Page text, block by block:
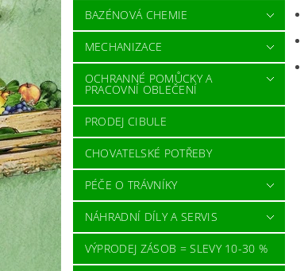
BAZÉNOVÁ CHEMIE
MECHANIZACE
OCHRANNÉ POMŮCKY A
PRACOVNÍ OBLEČENÍ
PRODEJ CIBULE
CHOVATELSKÉ POTŘEBY
PÉČE O TRÁVNÍKY
NÁHRADNÍ DÍLY A SERVIS
VÝPRODEJ ZÁSOB = SLEVY 10-30 %